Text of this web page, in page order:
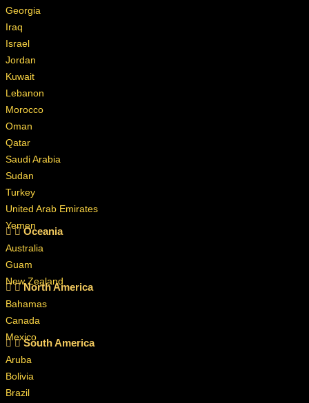
Georgia
Iraq
Israel
Jordan
Kuwait
Lebanon
Morocco
Oman
Qatar
Saudi Arabia
Sudan
Turkey
United Arab Emirates
YemenOceania
Australia
Guam
New Zealand
North America
Bahamas
Canada
MexicoSouth America
Aruba
Bolivia
Brazil